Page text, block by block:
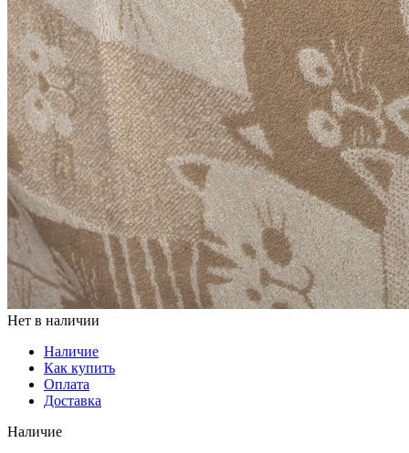
Нет в наличии
Наличие
Как купить
Оплата
Доставка
Наличие